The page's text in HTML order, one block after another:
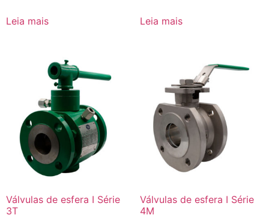
Leia mais Leia mais
Válvulas de esfera I Série
3T
Válvulas de esfera I Série
4M